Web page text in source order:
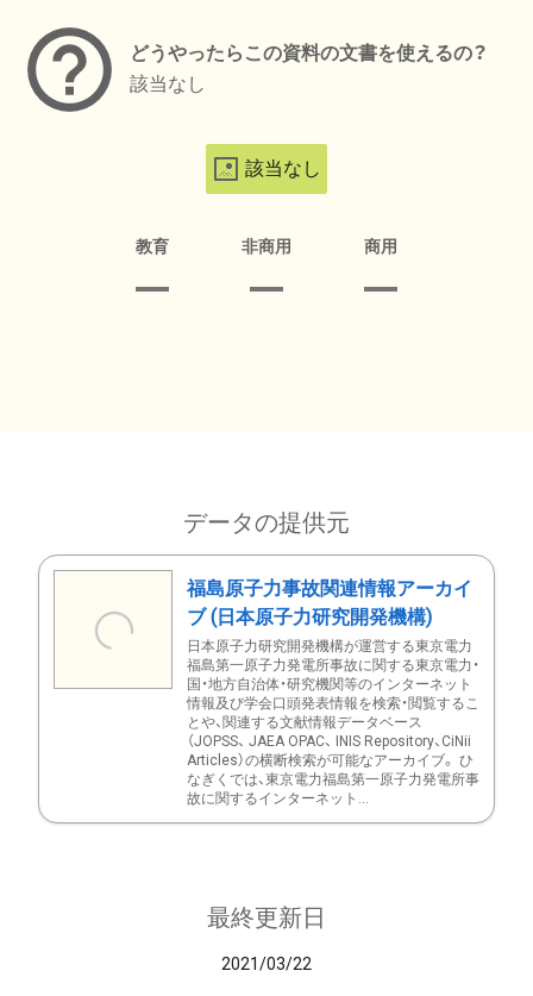
どうやったらこの資料の文書を使えるの？
該当なし
該当なし
教育 非商用 商用
データの提供元
福島原子力事故関連情報アーカイ
ブ (日本原子力研究開発機構)
日本原子力研究開発機構が運営する東京電力
福島第一原子力発電所事故に関する東京電力・
国・地方自治体・研究機関等のインターネット
情報及び学会口頭発表情報を検索・閲覧するこ
とや、関連する文献情報データベース
（JOPSS、 JAEA OPAC、 INIS Repository、CiNii
Articles）の横断検索が可能なアーカイブ。 ひ
なぎくでは、東京電力福島第一原子力発電所事
故に関するインターネット...
最終更新日
2021/03/22